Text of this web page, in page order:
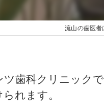
流山の歯医
歯科クリニック
れます。